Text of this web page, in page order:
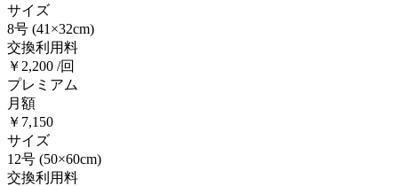
サイズ
8号 (41×32cm)
交換利用料
￥2,200 /回
プレミアム
月額
￥7,150
サイズ
12号 (50×60cm)
交換利用料